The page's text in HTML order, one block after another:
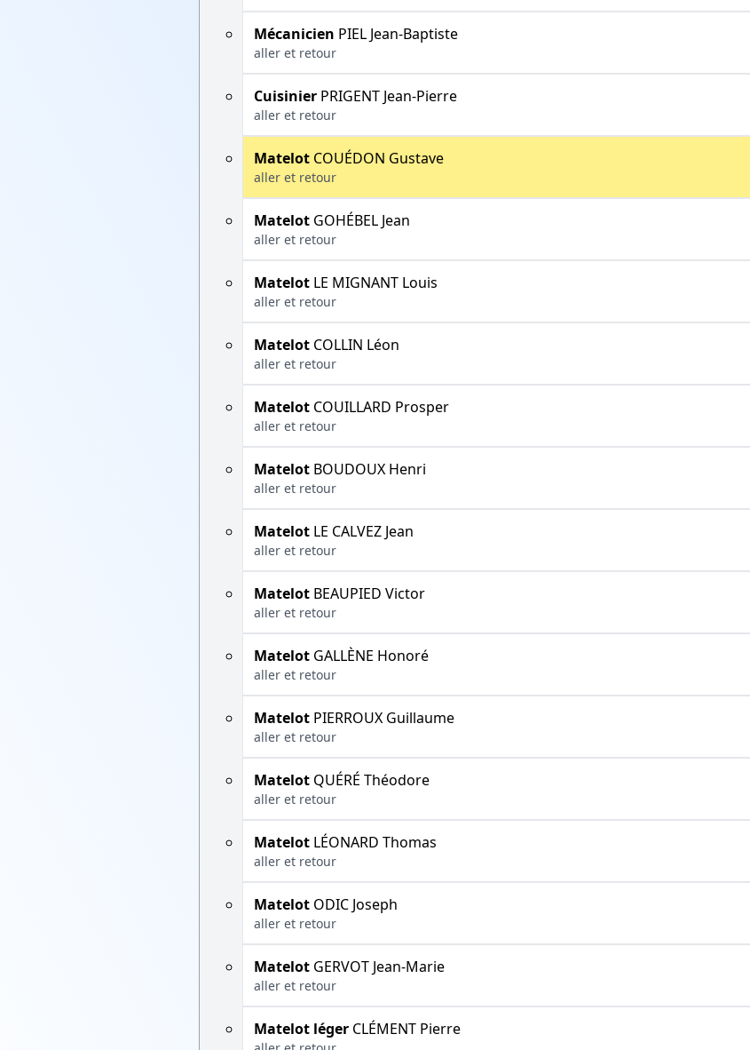
Mécanicien PIEL Jean-Baptiste
aller et retour
Cuisinier PRIGENT Jean-Pierre
aller et retour
Matelot COUÉDON Gustave
aller et retour
Matelot GOHÉBEL Jean
aller et retour
Matelot LE MIGNANT Louis
aller et retour
Matelot COLLIN Léon
aller et retour
Matelot COUILLARD Prosper
aller et retour
Matelot BOUDOUX Henri
aller et retour
Matelot LE CALVEZ Jean
aller et retour
Matelot BEAUPIED Victor
aller et retour
Matelot GALLÈNE Honoré
aller et retour
Matelot PIERROUX Guillaume
aller et retour
Matelot QUÉRÉ Théodore
aller et retour
Matelot LÉONARD Thomas
aller et retour
Matelot ODIC Joseph
aller et retour
Matelot GERVOT Jean-Marie
aller et retour
Matelot léger CLÉMENT Pierre